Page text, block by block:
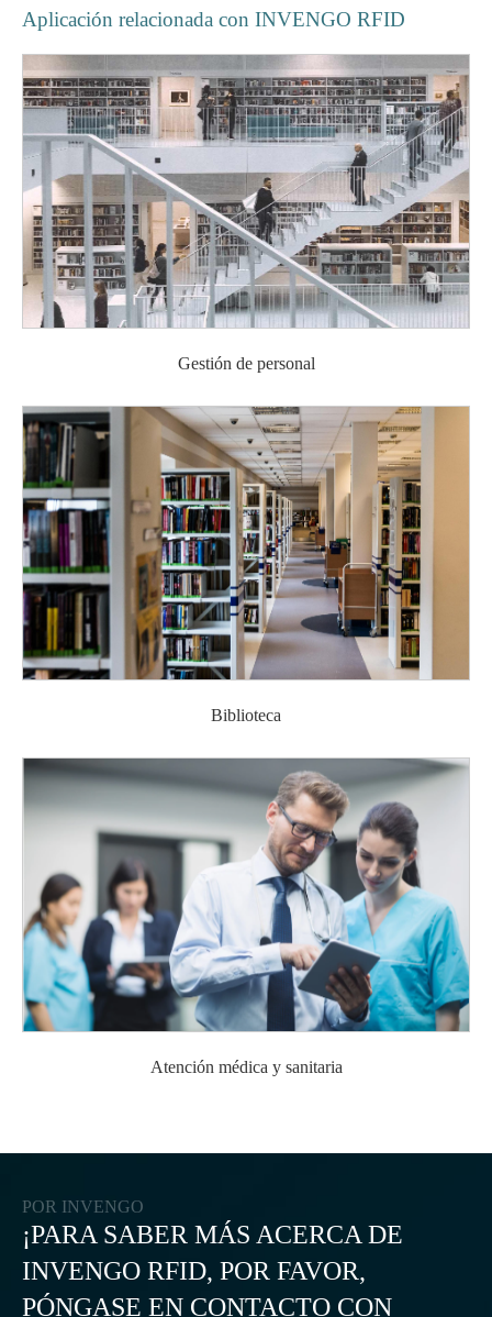
Aplicación relacionada con INVENGO RFID
Gestión de personal
Biblioteca
Atención médica y sanitaria
POR INVENGO
¡PARA SABER MÁS ACERCA DE
INVENGO RFID, POR FAVOR,
PÓNGASE EN CONTACTO CON